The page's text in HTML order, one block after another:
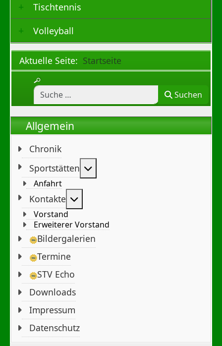
Tischtennis
Volleyball
Aktuelle Seite: Startseite
Suchen
Allgemein
Chronik
Sportstätten
Anfahrt
Kontakte
Vorstand
Erweiterer Vorstand
Bildergalerien
Termine
STV Echo
Downloads
Impressum
Datenschutz